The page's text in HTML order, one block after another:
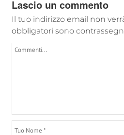
Lascio un commento
Il tuo indirizzo email non
obbligatori sono